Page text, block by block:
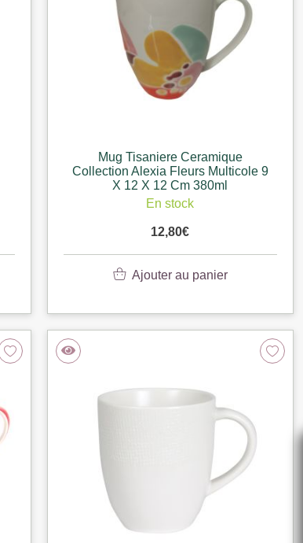
Mug Tisaniere Ceramique
Collection Alexia Fleurs Multicole 9
X 12 X 12 Cm 380ml
En stock
12,80€
Ajouter au panier